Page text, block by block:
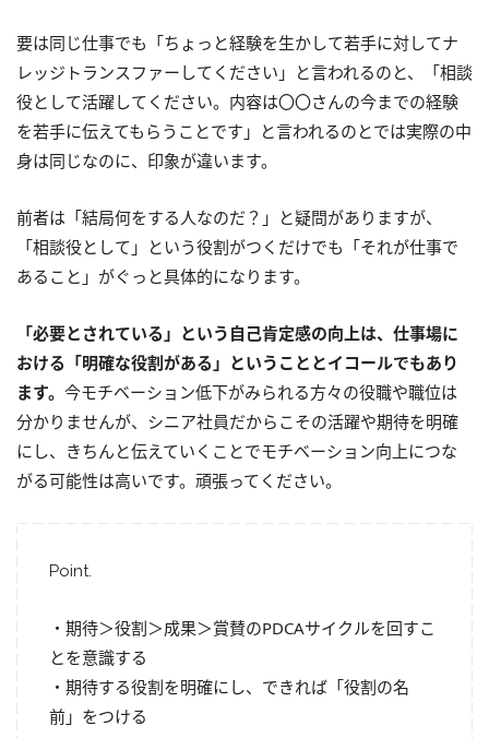
要は同じ仕事でも「ちょっと経験を生かして若手に対してナ
レッジトランスファーしてください」と言われるのと、「相談
役として活躍してください。内容は〇〇さんの今までの経験
を若手に伝えてもらうことです」と言われるのとでは実際の中
身は同じなのに、印象が違います。
前者は「結局何をする人なのだ？」と疑問がありますが、
「相談役として」という役割がつくだけでも「それが仕事で
あること」がぐっと具体的になります。
「必要とされている」という自己肯定感の向上は、仕事場に
おける「明確な役割がある」ということとイコールでもあり
ます。 今モチベーション低下がみられる方々の役職や職位は
分かりませんが、シニア社員だからこその活躍や期待を明確
にし、きちんと伝えていくことでモチベーション向上につな
がる可能性は高いです。頑張ってください。
Point.
・期待＞役割＞成果＞賞賛のPDCAサイクルを回すこ
とを意識する
・期待する役割を明確にし、できれば「役割の名
前」をつける